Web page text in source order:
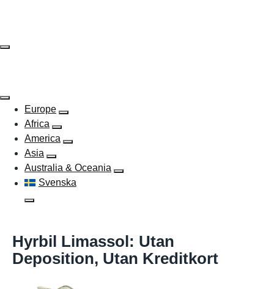
Europe
Africa
America
Asia
Australia & Oceania
Svenska
Hyrbil Limassol: Utan
Deposition, Utan Kreditkort